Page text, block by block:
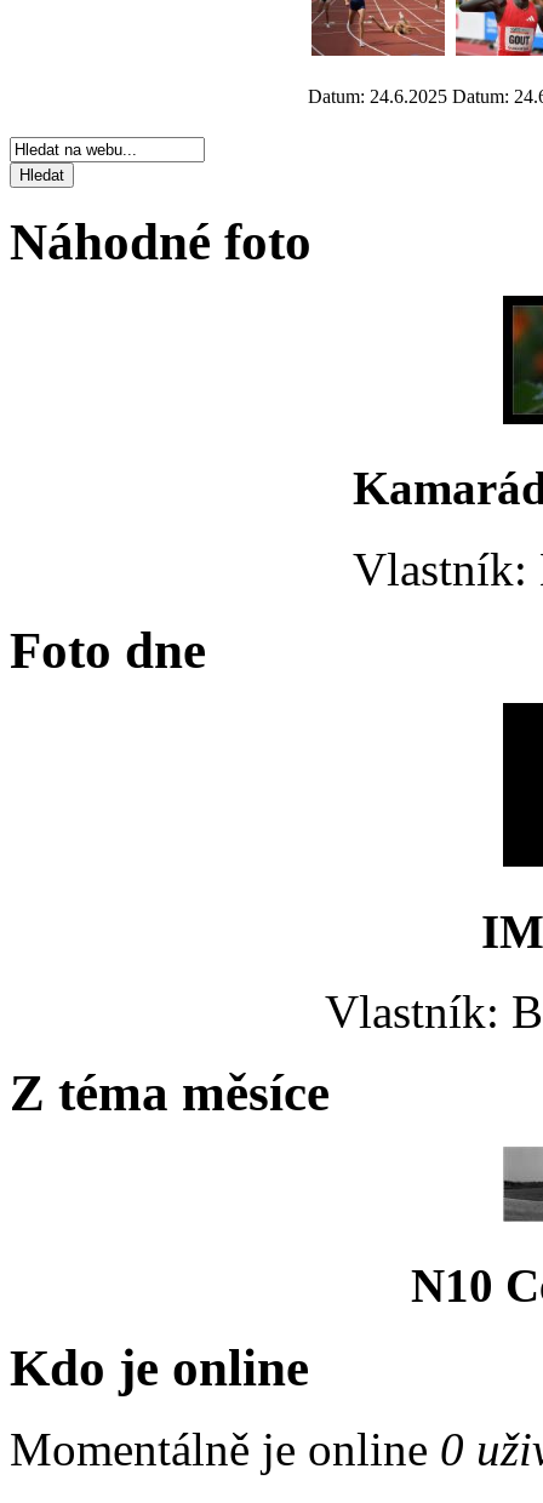
Datum: 24.6.2025 Datum:
Náhodné foto
Vlastník:
Foto dne
Vlastník:
Z téma měsíce
N10
Kdo je online
Momentálně je online 0